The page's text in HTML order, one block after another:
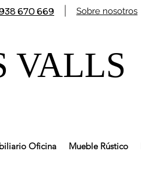
Sobre nosotros
670 669
VALLS​
Oficina Mueble Rústico